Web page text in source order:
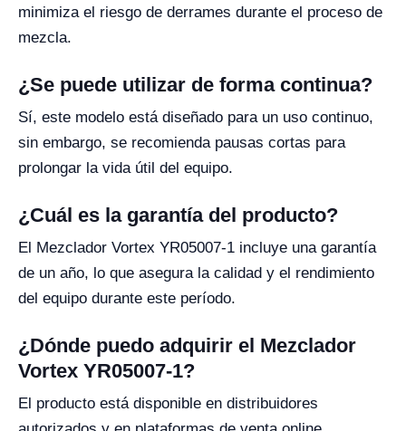
minimiza el riesgo de derrames durante el proceso de
mezcla.
¿Se puede utilizar de forma continua?
Sí, este modelo está diseñado para un uso continuo,
sin embargo, se recomienda pausas cortas para
prolongar la vida útil del equipo.
¿Cuál es la garantía del producto?
El Mezclador Vortex YR05007-1 incluye una garantía
de un año, lo que asegura la calidad y el rendimiento
del equipo durante este período.
¿Dónde puedo adquirir el Mezclador
Vortex YR05007-1?
El producto está disponible en distribuidores